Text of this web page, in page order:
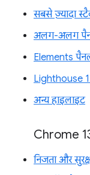
सबसे ज़्यादा
अलग-अलग
Elements
Lighthouse
अन्य हाइलाइट
Chrome
निजता और